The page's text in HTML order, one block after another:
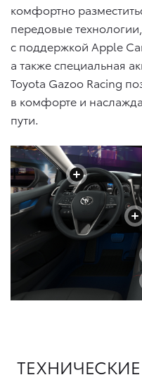
комфортно
передовые
с поддержкой Apple
а также специальная
Toyota Gazoo Racing
в комфорте и
пути.
+
+